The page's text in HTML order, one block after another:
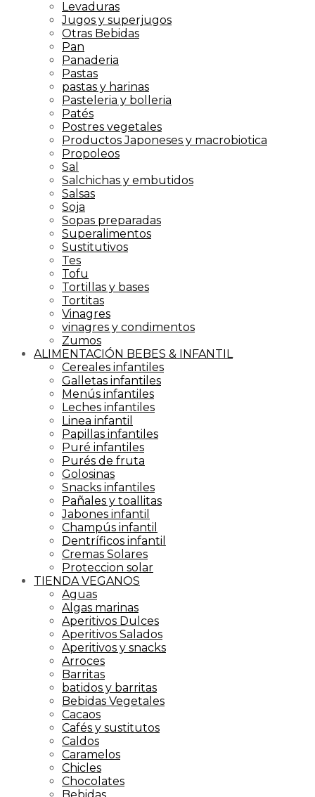
Levaduras
Jugos y superjugos
Otras Bebidas
Pan
Panaderia
Pastas
pastas y harinas
Pasteleria y bolleria
Patés
Postres vegetales
Productos Japoneses y macrobiotica
Propoleos
Sal
Salchichas y embutidos
Salsas
Soja
Sopas preparadas
Superalimentos
Sustitutivos
Tes
Tofu
Tortillas y bases
Tortitas
Vinagres
vinagres y condimentos
Zumos
ALIMENTACIÓN BEBES & INFANTIL
Cereales infantiles
Galletas infantiles
Menús infantiles
Leches infantiles
Linea infantil
Papillas infantiles
Puré infantiles
Purés de fruta
Golosinas
Snacks infantiles
Pañales y toallitas
Jabones infantil
Champús infantil
Dentríficos infantil
Cremas Solares
Proteccion solar
TIENDA VEGANOS
Aguas
Algas marinas
Aperitivos Dulces
Aperitivos Salados
Aperitivos y snacks
Arroces
Barritas
batidos y barritas
Bebidas Vegetales
Cacaos
Cafés y sustitutos
Caldos
Caramelos
Chicles
Chocolates